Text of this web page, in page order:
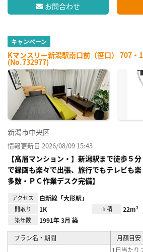
お問合わせ
キャンペーン
Kマンスリー新潟駅南口前（笹口） 707・
(No.732977)
新潟市中央区
情報更新日 2026/08/09 15:43
【高層マンション・】新潟駅まで徒歩５
で録画も楽々で出張、旅行でもテレビも
多数・ＰＣ作業デスク完備】
アクセス 白新線「大形駅」
間取り 1K 面積 22m²
築年数 1991年 3月 築
プラン名・期間 月額目安
1日当たり